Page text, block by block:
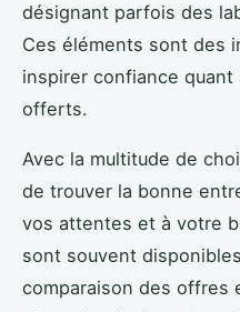
désignant parfois des
Ces éléments sont des
inspirer confiance
offerts.
Avec la multitude de
de trouver la bonne
vos attentes et à votre
sont souvent
comparaison des offres